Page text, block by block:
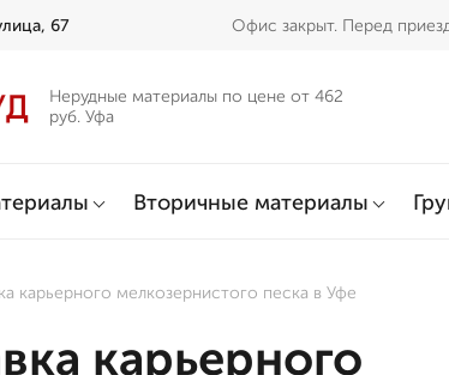
67 Офис закрыт. Перед
Нерудные материалы по цене от 462
руб. Уфа
Вторичные материалы
карьерного мелкозернистого песка в Уфе
карьерного